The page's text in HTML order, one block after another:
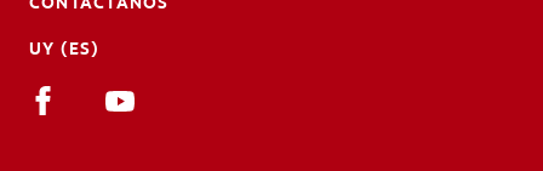
UY (ES)